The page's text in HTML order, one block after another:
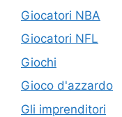
Giocatori NBA
Giocatori NFL
Giochi
Gioco d'azzardo
Gli imprenditori